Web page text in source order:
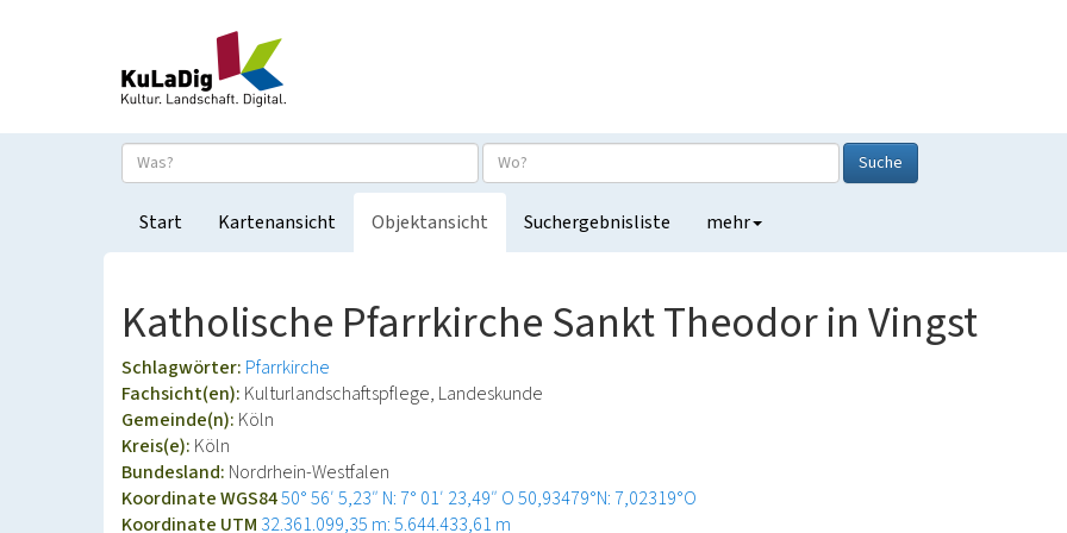
Suche
Start Kartenansicht Objektansicht Suchergebnisliste mehr
Katholische Pfarrkirche Sankt Theodor in Vingst
Schlagwörter: Pfarrkirche
Fachsicht(en): Kulturlandschaftspflege, Landeskunde
Gemeinde(n): Köln
Kreis(e): Köln
Bundesland: Nordrhein-Westfalen
Koordinate WGS8450° 56′ 5,23″ N: 7° 01′ 23,49″ O50,93479°N: 7,02319°O
Koordinate UTM 32.361.099,35 m: 5.644.433,61 m